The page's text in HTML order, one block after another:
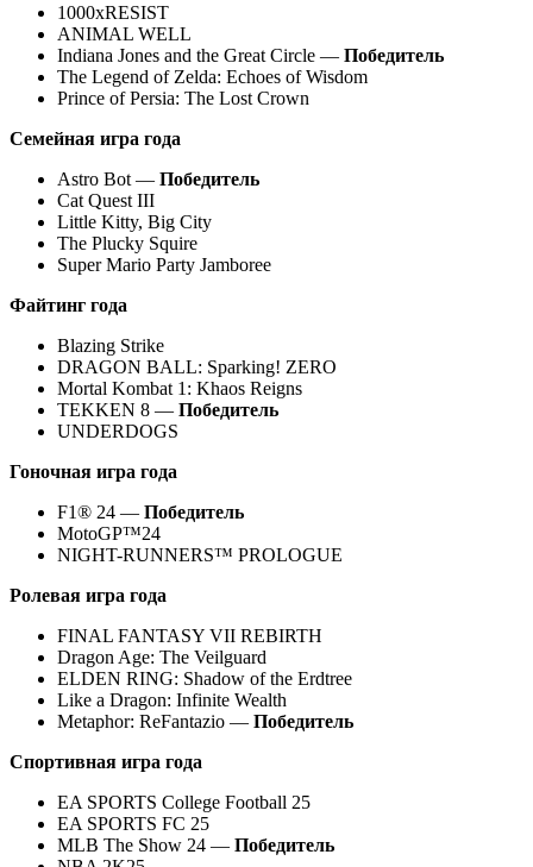
1000xRESIST
ANIMAL WELL
Indiana Jones and the Great Circle — Победитель
The Legend of Zelda: Echoes of Wisdom
Prince of Persia: The Lost Crown
Семейная игра года
Astro Bot — Победитель
Cat Quest III
Little Kitty, Big City
The Plucky Squire
Super Mario Party Jamboree
Файтинг года
Blazing Strike
DRAGON BALL: Sparking! ZERO
Mortal Kombat 1: Khaos Reigns
TEKKEN 8 — Победитель
UNDERDOGS
Гоночная игра года
F1® 24 — Победитель
MotoGP™24
NIGHT-RUNNERS™ PROLOGUE
Ролевая игра года
FINAL FANTASY VII REBIRTH
Dragon Age: The Veilguard
ELDEN RING: Shadow of the Erdtree
Like a Dragon: Infinite Wealth
Metaphor: ReFantazio — Победитель
Спортивная игра года
EA SPORTS College Football 25
EA SPORTS FC 25
MLB The Show 24 — Победитель